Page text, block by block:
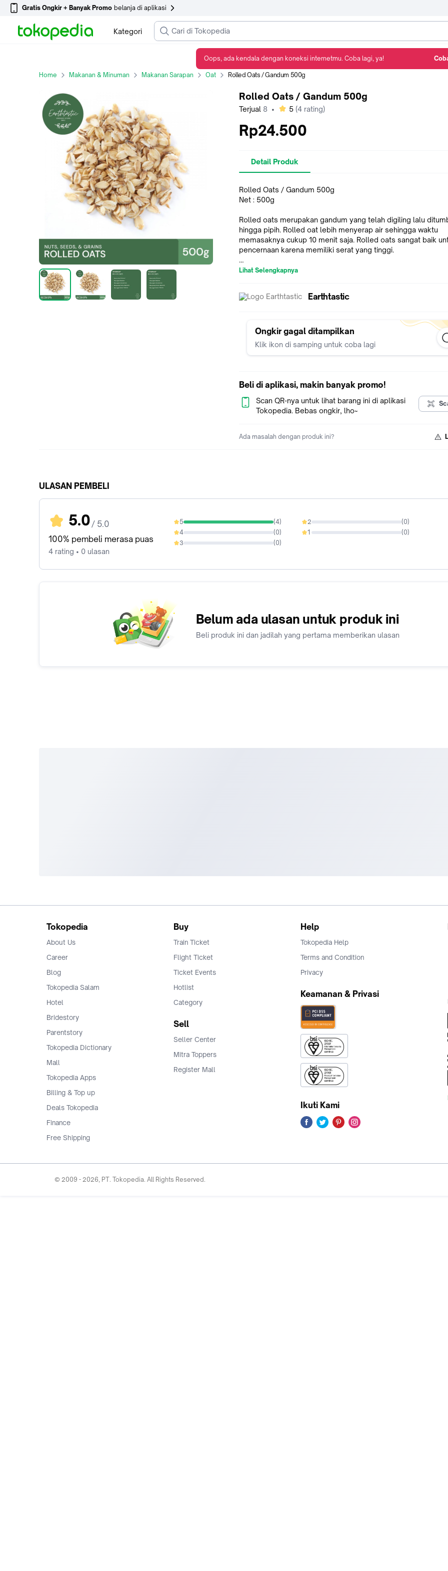
Gratis Ongkir + Banyak Promo belanja di aplikasi
Kategori
Home Makanan & Minuman Makanan Sarapan Oat Rolled Oats / Gandum 500g
Rolled Oats / Gandum 500g
Terjual 8 • bintang
5 (4 rating)
Rp24.500
Detail Produk
Rolled Oats / Gandum 500g
Net : 500g
Rolled oats merupakan gandum yang telah digiling lalu
hingga pipih. Rolled oat lebih menyerap air sehingga waktu
memasaknya cukup 10 menit saja. Rolled oats sangat baik
pencernaan karena memiliki serat yang tinggi.
Cara menyajikannya pun tak berbeda dengan jenis oat lain,
Lihat Selengkapnya
Earthtastic
Ongkir gagal ditampilkan
Klik ikon di samping untuk coba lagi
Beli di aplikasi, makin banyak promo!
Scan QR-nya untuk lihat barang ini di aplikasi
Tokopedia. Bebas ongkir, lho~
Ada masalah dengan produk ini?
ULASAN PEMBELI
5.0 / 5.0
100% pembeli merasa puas
4 rating • 0 ulasan
5 (4)
100%
4 (0)
0%
3 (0)
0%
2 (0)
0%
1 (0)
0%
Belum ada ulasan untuk produk ini
Beli produk ini dan jadilah yang pertama memberikan ulasan
Tokopedia
About Us
Career
Blog
Tokopedia Salam
Hotel
Bridestory
Parentstory
Tokopedia Dictionary
Mall
Tokopedia Apps
Billing & Top up
Deals Tokopedia
Finance
Free Shipping
Buy
Train Ticket
Flight Ticket
Ticket Events
Hotlist
Category
Sell
Seller Center
Mitra Toppers
Register Mall
Help
Tokopedia Help
Terms and Condition
Privacy
Keamanan & Privasi
Ikuti Kami
© 2009 - 2026, PT. Tokopedia. All Rights Reserved.
Oops, ada kendala dengan koneksi internetmu. Coba lagi, ya!